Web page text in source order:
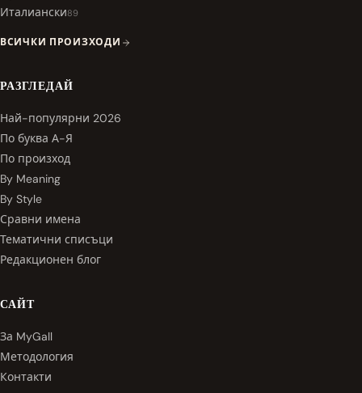
Италиански89
ВСИЧКИ ПРОИЗХОДИ
РАЗГЛЕДАЙ
Най-популярни 2026
По буква А-Я
По произход
By Meaning
By Style
Сравни имена
Тематични списъци
Редакционен блог
САЙТ
За MyGall
Методология
Контакти